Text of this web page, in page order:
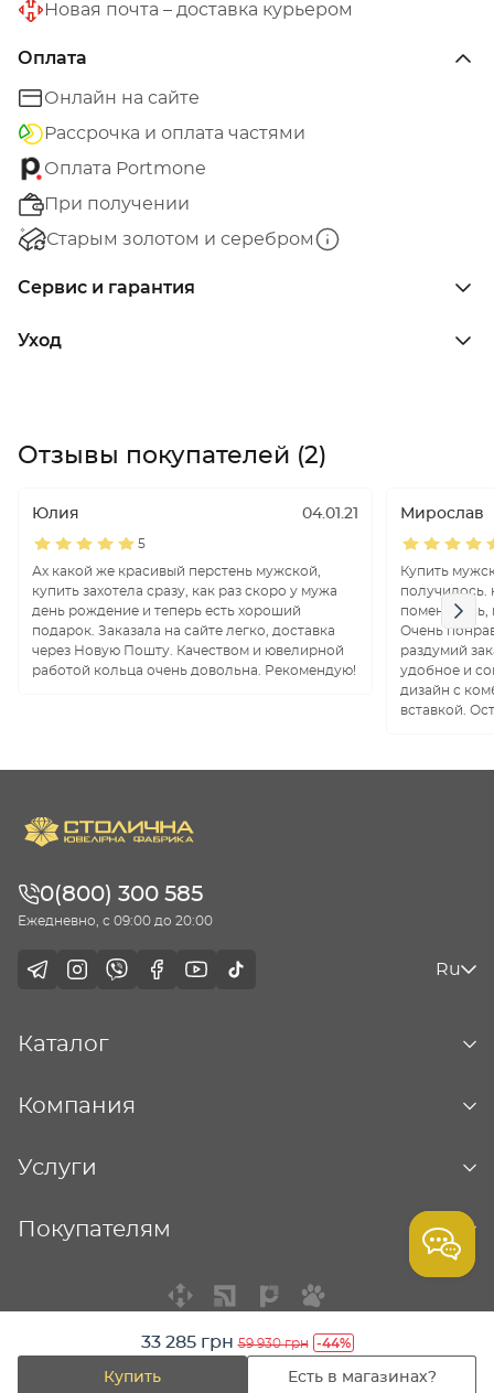
33 285 грн 59 930 грн -44%
Купить Есть в магазинах?
Новая почта – доставка курьером
Оплата
Онлайн на сайте
Рассрочка и оплата частями
Оплата Portmone
При получении
Старым золотом и серебром
Сервис и гарантия
Уход
Отзывы покупателей (2)
Юлия 04.01.21
5
Ах какой же красивый перстень мужской,
купить захотела сразу, как раз скоро у мужа
день рождение и теперь есть хороший
подарок. Заказала на сайте легко, доставка
через Новую Пошту. Качеством и ювелирной
работой кольца очень довольна. Рекомендую!
Мирослав
Купить
получилось.
поменялись,
Очень
раздумий
удобное и
дизайн с
вставкой.
0(800) 300 585
Ежедневно, с 09:00 до 20:00
Ru
Каталог
Компания
Услуги
Покупателям
© Столичная ювелирная фабрика - 2026